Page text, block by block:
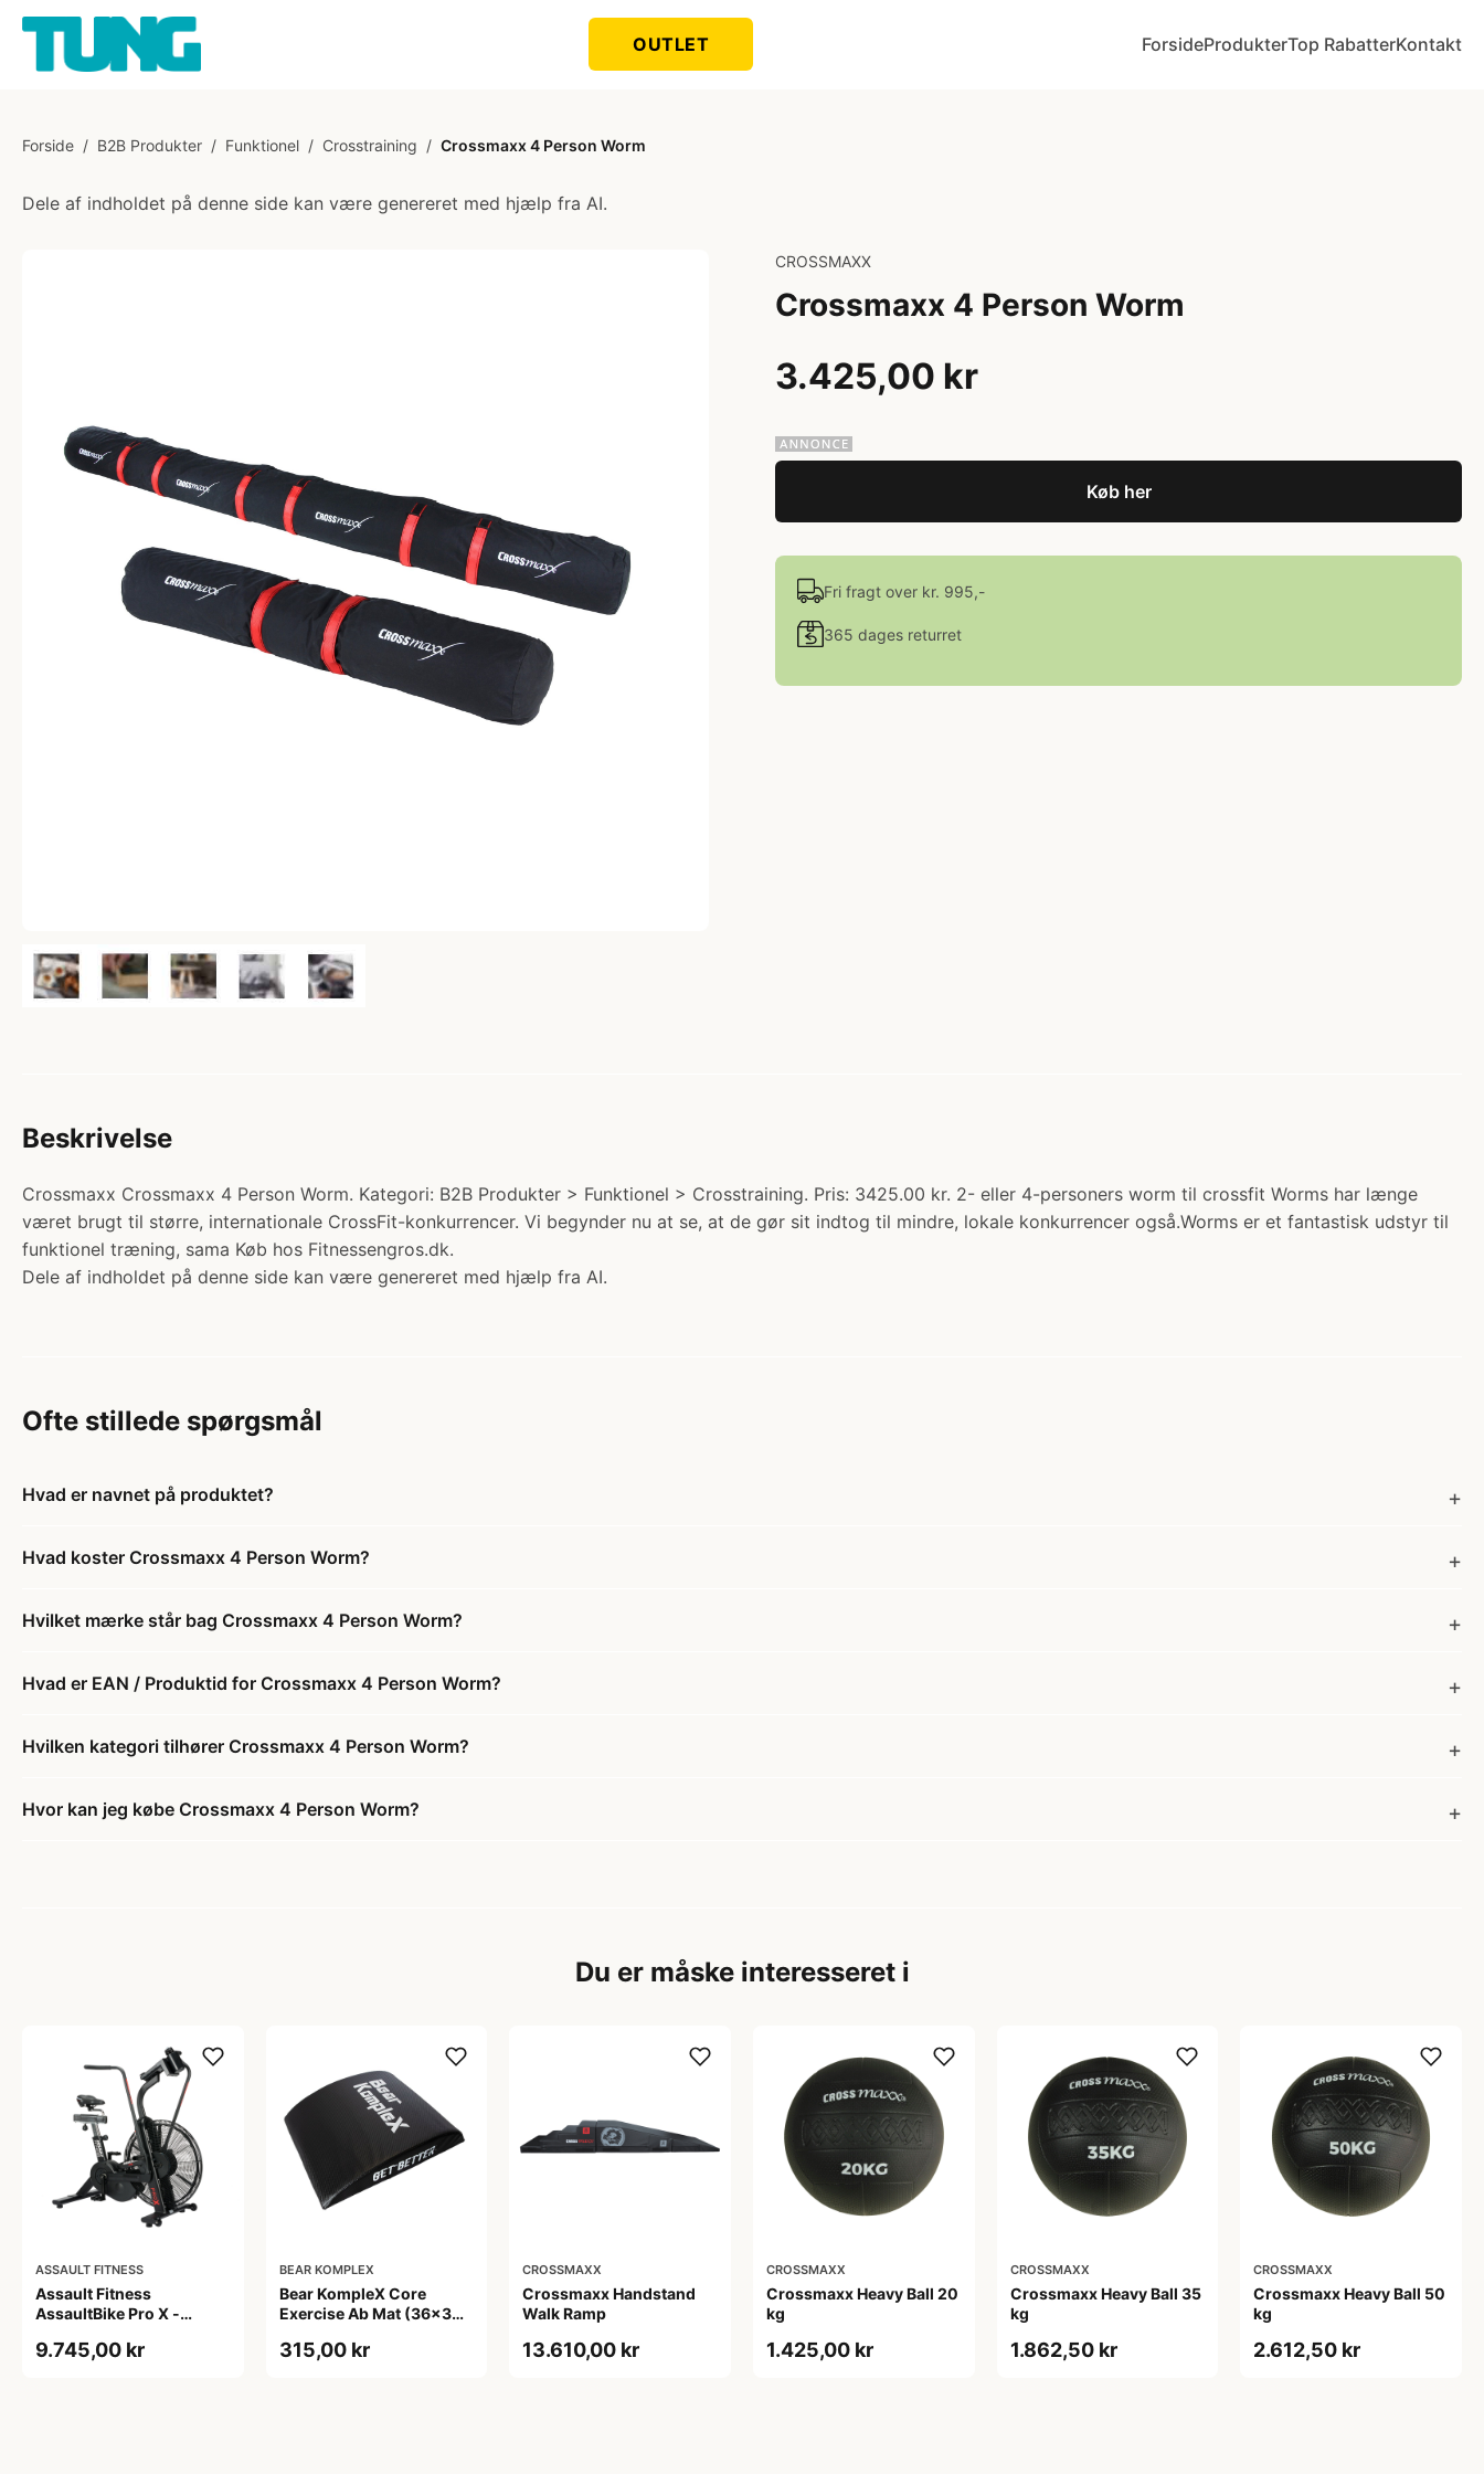
OUTLET ForsideProdukterTop RabatterKontakt
Forside / B2B Produkter / Funktionel / Crosstraining / Crossmaxx 4 Person Worm
Dele af indholdet på denne side kan være genereret med hjælp fra AI.
CROSSMAXX
Crossmaxx 4 Person Worm
3.425,00 kr
Køb her
Fri fragt over kr. 995,-
365 dages returret
Beskrivelse
Crossmaxx Crossmaxx 4 Person Worm. Kategori: B2B Produkter > Funktionel > Crosstraining. Pris: 3425.00 kr. 2- eller 4-personers worm til crossfit Worms har længe
været brugt til større, internationale CrossFit-konkurrencer. Vi begynder nu at se, at de gør sit indtog til mindre, lokale konkurrencer også.Worms er et fantastisk udstyr til
funktionel træning, sama Køb hos Fitnessengros.dk.
Dele af indholdet på denne side kan være genereret med hjælp fra AI.
Ofte stillede spørgsmål
Hvad er navnet på produktet?
Hvad koster Crossmaxx 4 Person Worm?
Hvilket mærke står bag Crossmaxx 4 Person Worm?
Hvad er EAN / Produktid for Crossmaxx 4 Person Worm?
Hvilken kategori tilhører Crossmaxx 4 Person Worm?
Hvor kan jeg købe Crossmaxx 4 Person Worm?
Du er måske interesseret i
ASSAULT FITNESS
Assault Fitness
AssaultBike Pro X -
konditionstræning og
9.745,00 kr
BEAR KOMPLEX
Bear KompleX Core
Exercise Ab Mat (36x30
styrke din core og have
315,00 kr
CROSSMAXX
Crossmaxx Handstand
Walk Ramp
13.610,00 kr
CROSSMAXX
Crossmaxx Heavy Ball 20
kg
1.425,00 kr
CROSSMAXX
Crossmaxx Heavy Ball 35
kg
1.862,50 kr
CROSSMAXX
Crossmaxx Heavy Ball 50
kg
2.612,50 kr